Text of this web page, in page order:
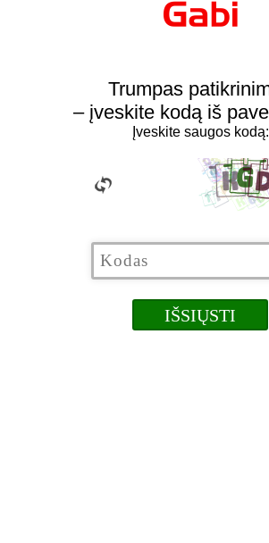
Trumpas
– įveskite kodą iš
Įveskite saugos kodą: